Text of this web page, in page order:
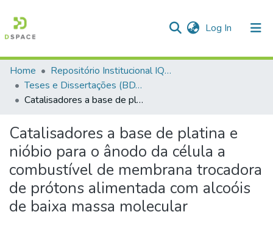
Log In (current)
Communities & Collections
All of DSpace
Statistics
Home
Repositório Institucional IQSC
Teses e Dissertações (BDTD USP)
Catalisadores a base de platina e nióbio para o ânodo da célula a combustível de membrana trocadora de prótons alimentada com alcoóis de baixa massa molecular
Catalisadores a base de platina e
nióbio para o ânodo da célula a
combustível de membrana trocadora
de prótons alimentada com alcoóis
de baixa massa molecular